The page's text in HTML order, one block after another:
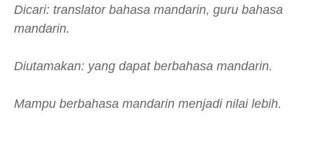
Dicari: translator bahasa mandarin, guru bahasa
mandarin.
Diutamakan: yang dapat berbahasa mandarin.
Mampu berbahasa mandarin menjadi nilai lebih.